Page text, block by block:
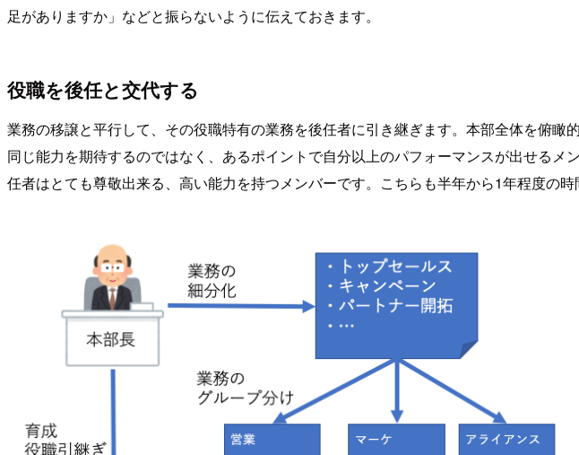
足がありますか」などと振らないように伝えておきます。
役職を後任と交代する
業務の移譲と平行して、その役職特有の業務を後任者に引き継ぎます。本部全体を俯
同じ能力を期待するのではなく、あるポイントで自分以上のパフォーマンスが出せる
任者はとても尊敬出来る、高い能力を持つメンバーです。こちらも半年から1年程度の